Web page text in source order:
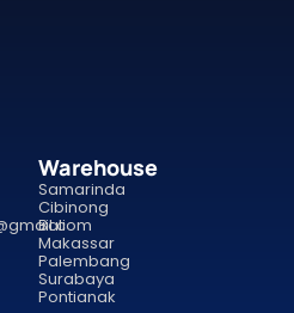
Warehouse
Samarinda
Cibinong
Bali
Makassar
Palembang
Surabaya
Pontianak